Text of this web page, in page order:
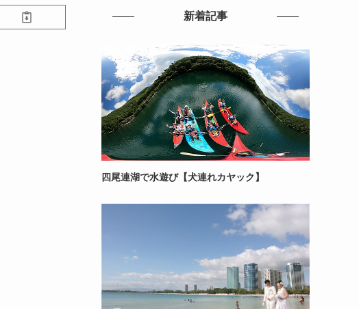
新着記事
四尾連湖で水遊び【犬連れカヤック】